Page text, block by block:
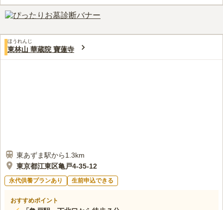
みんなの評価
3.9 口コミ3件
30代男性
近くの親せきの家で揃えてもらうことが多いのですが、気まずい
口コミの続きを読む
ほうれんじ
東林山 華蔵院 寶蓮寺
東あずま駅から1.3km
東京都江東区亀戸4-35-12
永代供養プランあり 生前申込できる
おすすめポイント